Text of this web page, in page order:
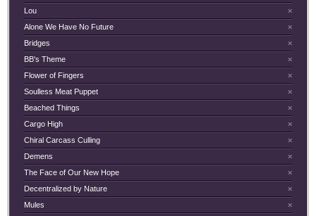
×
Lou
×
Alone We Have No Future
×
Bridges
×
BB's Theme
×
Flower of Fingers
×
Soulless Meat Puppet
×
Beached Things
×
Cargo High
×
Chiral Carcass Culling
×
Demens
×
The Face of Our New Hope
×
Decentralized by Nature
×
Mules